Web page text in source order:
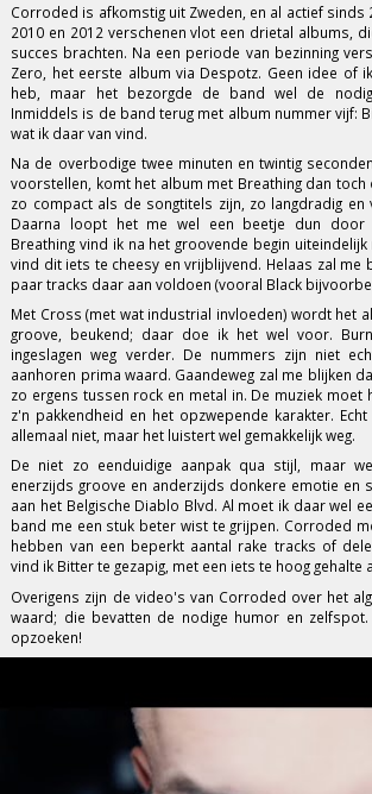
Corroded is afkomstig uit Zweden, en al actief sinds
2010 en 2012 verschenen vlot een drietal albums,
succes brachten. Na een periode van bezinning
Zero, het eerste album via Despotz. Geen idee of
heb, maar het bezorgde de band wel de
Inmiddels is de band terug met album nummer vijf:
wat ik daar van vind.
Na de overbodige twee minuten en twintig
voorstellen, komt het album met Breathing dan toch
zo compact als de songtitels zijn, zo langdradig en
Daarna loopt het me wel een beetje dun
Breathing vind ik na het groovende begin
vind dit iets te cheesy en vrijblijvend. Helaas zal me
paar tracks daar aan voldoen (vooral Black
Met Cross (met wat industrial invloeden) wordt het
groove, beukend; daar doe ik het wel voor.
ingeslagen weg verder. De nummers zijn niet
aanhoren prima waard. Gaandeweg zal me blijken
zo ergens tussen rock en metal in. De muziek moet
z'n pakkendheid en het opzwepende karakter.
allemaal niet, maar het luistert wel gemakkelijk weg.
De niet zo eenduidige aanpak qua stijl, maar
enerzijds groove en anderzijds donkere emotie en
aan het Belgische Diablo Blvd. Al moet ik daar wel
band me een stuk beter wist te grijpen. Corroded
hebben van een beperkt aantal rake tracks of
vind ik Bitter te gezapig, met een iets te hoog gehalte
Overigens zijn de video's van Corroded over het
waard; die bevatten de nodige humor en
opzoeken!